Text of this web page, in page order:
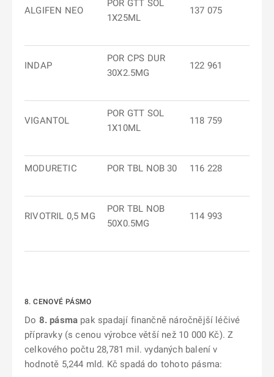
ALGIFEN NEO
POR GTT SOL
1X25ML
137 075
INDAP
POR CPS DUR
30X2.5MG
122 961
VIGANTOL
POR GTT SOL
1X10ML
118 759
MODURETIC POR TBL NOB 30 116 228
RIVOTRIL 0,5 MG
POR TBL NOB
50X0.5MG
114 993
8. CENOVÉ PÁSMO
Do 8. pásma pak spadají finančně náročnější léčivé
přípravky (s cenou výrobce větší než 10 000 Kč). Z
celkového počtu 28,781 mil. vydaných balení v
hodnotě 5,244 mld. Kč spadá do tohoto pásma: